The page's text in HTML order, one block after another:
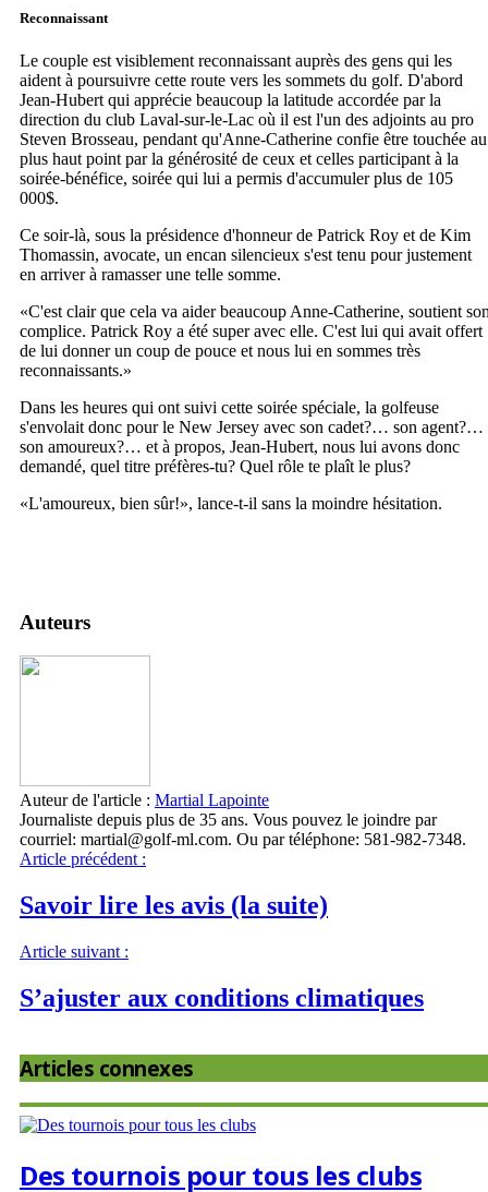
Reconnaissant
Le couple est visiblement reconnaissant auprès des gens qui les
aident à poursuivre cette route vers les sommets du golf. D'abord
Jean-Hubert qui apprécie beaucoup la latitude accordée par la
direction du club Laval-sur-le-Lac où il est l'un des adjoints au pro
Steven Brosseau, pendant qu'Anne-Catherine confie être touchée au
plus haut point par la générosité de ceux et celles participant à la
soirée-bénéfice, soirée qui lui a permis d'accumuler plus de 105
000$.
Ce soir-là, sous la présidence d'honneur de Patrick Roy et de Kim
Thomassin, avocate, un encan silencieux s'est tenu pour justement
en arriver à ramasser une telle somme.
«C'est clair que cela va aider beaucoup Anne-Catherine, soutient
complice. Patrick Roy a été super avec elle. C'est lui qui avait offert
de lui donner un coup de pouce et nous lui en sommes très
reconnaissants.»
Dans les heures qui ont suivi cette soirée spéciale, la golfeuse
s'envolait donc pour le New Jersey avec son cadet?… son agent?…
son amoureux?… et à propos, Jean-Hubert, nous lui avons donc
demandé, quel titre préfères-tu? Quel rôle te plaît le plus?
«L'amoureux, bien sûr!», lance-t-il sans la moindre hésitation.
Auteurs
Auteur de l'article : Martial Lapointe
Journaliste depuis plus de 35 ans. Vous pouvez le joindre par
courriel: martial@golf-ml.com. Ou par téléphone: 581-982-7348.
Article précédent :
Savoir lire les avis (la suite)
Article suivant :
S’ajuster aux conditions climatiques
Articles connexes
Des tournois pour tous les clubs